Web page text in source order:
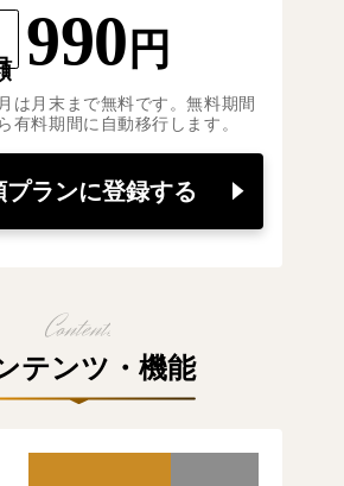
990 円
は月末まで無料です。無料期間
有料期間に自動移行します。
プランに登録する
テンツ・機能